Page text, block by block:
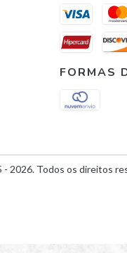
FORMAS
2026. Todos os direitos